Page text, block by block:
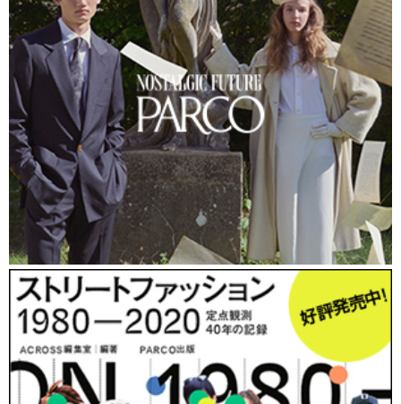
テーブルが置かれた「ルリジューズルーム」、「ホイッ
プストロベリールーム」が広がる。他にも「ビスケット
ルーム」などがあり、テーマに合わせた壁紙や什器が設
置されていて、訪れる度に異なるルームに座ることも楽
しみの1つになりそうだ。また、パウダールームのコン
セプトは「トゥース」。小さくて見過ごしてしまいそう
な小さな「マウスルーム」（ねずみ用の部屋）まである
から驚きだ。店舗は約６０坪、席数41席。（シークレッ
トルームを除く）
メニューはこれまで「Q-pot.」がアクセサリーにしてき
たスウィーツを色や形をそのままに忠実に再現。
3種類
のプレートメニューで提供する。人気は「リングプレー
ト」（ドリンクセット、1,600円）。2種のチョコレート
と、プチクリーミーマカロン（全4種）又はプチカップケ
ーキ（全4種）から1品を選べ、皿に描かれた手にリング